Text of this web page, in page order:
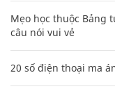
Mẹo học thuộc Bảng
câu nói vui vẻ
20 số điện thoại ma